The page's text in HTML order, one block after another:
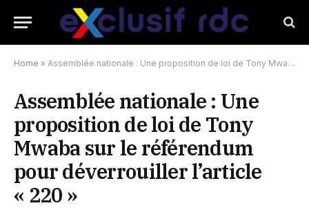
Home » Assemblée nationale : Une proposition de loi de Tony Mwaba sur le référendum pour déverrouiller l’article « 220 »
Assemblée nationale : Une
proposition de loi de Tony
Mwaba sur le référendum
pour déverrouiller l’article
« 220 »